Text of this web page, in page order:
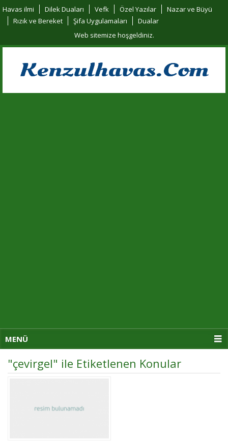
Havas ilmi Dilek Duaları Vefk Özel Yazılar
Nazar ve Büyü
Rızık ve Bereket
Şifa Uygulamaları
Dualar
Web sitemize hoşgeldiniz.
MENÜ
"çevirgel" ile Etiketlenen Konular